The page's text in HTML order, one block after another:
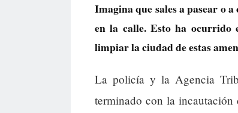
Imagina que sales a pasear o
en la calle. Esto ha ocurrido
limpiar la ciudad de estas
La policía y la Agencia
terminado con la incautación